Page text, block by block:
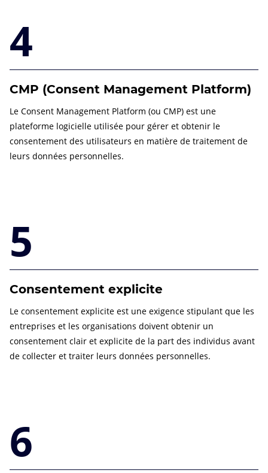
4
CMP (Consent Management Platform)
Le Consent Management Platform (ou CMP) est une
plateforme logicielle utilisée pour gérer et obtenir le
consentement des utilisateurs en matière de traitement de
leurs données personnelles.
5
Consentement explicite
Le consentement explicite est une exigence stipulant que les
entreprises et les organisations doivent obtenir un
consentement clair et explicite de la part des individus avant
de collecter et traiter leurs données personnelles.
6